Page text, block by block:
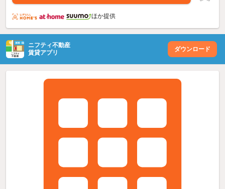
ほか提供
ニフティ不動産
賃貸アプリ
ダウンロード